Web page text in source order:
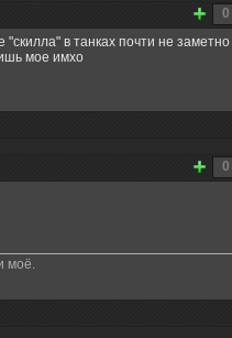
0
в танках почти не заметно
мое имхо
0
моё.